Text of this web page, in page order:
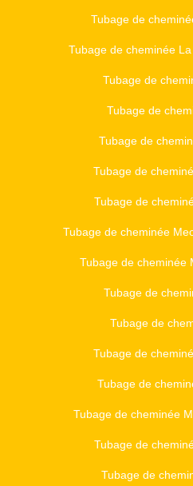
Tubage de
Tubage de cheminée
Tubage de
Tubage de
Tubage de
Tubage de
Tubage de
Tubage de cheminée
Tubage de cheminée
Tubage de
Tubage de
Tubage de
Tubage de
Tubage de cheminée
Tubage de
Tubage de